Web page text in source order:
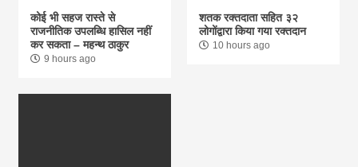
कोई भी सहज रास्ते से
राजनीतिक उपलब्धि हासिल नहीं
कर सकता – महन्थ ठाकुर
9 hours ago
शतक रक्तदाता सहित ३२
लोगोंद्वारा किया गया रक्तदान
10 hours ago